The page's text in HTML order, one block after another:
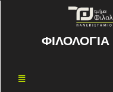
ΦΙΛΟΛΟΓΙΑ
25